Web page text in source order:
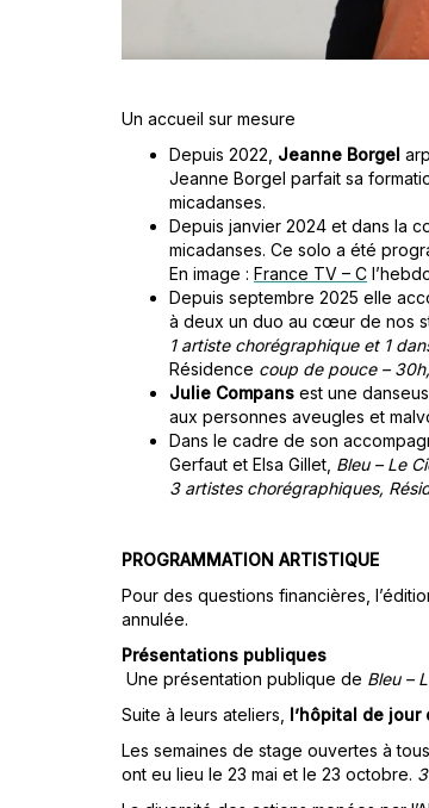
Un accueil sur mesure
Depuis 2022, Jeanne Borgel
Jeanne Borgel parfait sa
micadanses.
Depuis janvier 2024 et dans la
micadanses. Ce solo a été
En image : France TV – C
Depuis septembre 2025 elle
à deux un duo au cœur de nos
1 artiste chorégraphique et 1
Résidence coup de pouce – 30h,
Julie Compans est une
aux personnes aveugles et
Dans le cadre de son
Gerfaut et Elsa Gillet, Bleu – Le
3 artistes chorégraphiques,
PROGRAMMATION ARTISTIQUE
Pour des questions financières,
annulée.
Présentations publiques
Une présentation publique de Bleu –
Suite à leurs ateliers, l’hôpital de jour
Les semaines de stage ouvertes à
ont eu lieu le 23 mai et le 23 octobre.